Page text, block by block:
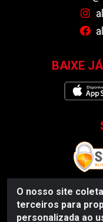
O nosso site
terceiros para
personalizada ao
BAIXE
Almeida